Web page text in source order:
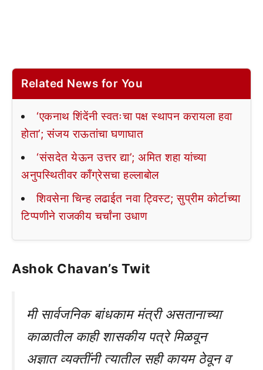
Related News for You
‘एकनाथ शिंदेंनी स्वतःचा पक्ष स्थापन करायला हवा
होता’; संजय राऊतांचा घणाघात
‘संसदेत येऊन उत्तर द्या’; अमित शहा यांच्या
अनुपस्थितीवर काँग्रेसचा हल्लाबोल
शिवसेना चिन्ह लढाईत नवा ट्विस्ट; सुप्रीम कोर्टाच्या
टिप्पणीने राजकीय चर्चांना उधाण
Ashok Chavan’s Twit
मी सार्वजनिक बांधकाम मंत्री असतानाच्या
काळातील काही शासकीय पत्रे मिळवून
अज्ञात व्यक्तींनी त्यातील सही कायम ठेवून व